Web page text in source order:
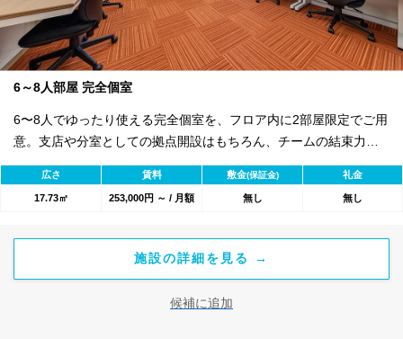
6～8人部屋 完全個室
6〜8人でゆったり使える完全個室を、フロア内に2部屋限定でご用
意。支店や分室としての拠点開設はもちろん、チームの結束力を
高めるメインオフィスとしても最適な、独立した専用空間を確保
できます。 セキュリティ面では、オートロックと個別施錠を採
用。部外者の侵入を未然に防ぎ、大切な情報とメンバーのプライ
月賃料・共益費のみ。水道光熱費込みの定額制で、敷金・更新
広さ 賃料 敷金(保証金) 礼金
17.73㎡ 253,000円 ～ / 月額 無し 無し
施設の詳細を見る →
候補に追加